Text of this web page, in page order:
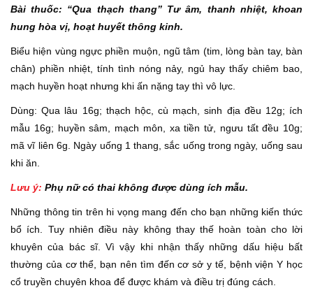
Bài thuốc: “Qua thạch thang” Tư âm, thanh nhiệt, khoan
hung hòa vị, hoạt huyết thông kinh.
Biểu hiện vùng ngực phiền muộn, ngũ tâm (tim, lòng bàn tay, bàn
chân) phiền nhiệt, tính tình nóng nảy, ngủ hay thấy chiêm bao,
mạch huyền hoạt nhưng khi ấn nặng tay thì vô lực.
Dùng: Qua lâu 16g; thạch hộc, cù mạch, sinh địa đều 12g; ích
mẫu 16g; huyền sâm, mạch môn, xa tiền tử, ngưu tất đều 10g;
mã vĩ liên 6g. Ngày uống 1 thang, sắc uống trong ngày, uống sau
khi ăn.
Lưu ý: Phụ nữ có thai không được dùng ích mẫu.
Những thông tin trên hi vọng mang đến cho bạn những kiến thức
bổ ích. Tuy nhiên điều này không thay thế hoàn toàn cho lời
khuyên của bác sĩ. Vì vậy khi nhận thấy những dấu hiệu bất
thường của cơ thể, bạn nên tìm đến cơ sở y tế, bệnh viện Y học
cổ truyền chuyên khoa để được khám và điều trị đúng cách.